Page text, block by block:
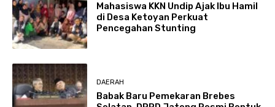
Mahasiswa KKN Undip Ajak Ibu Hamil
di Desa Ketoyan Perkuat
Pencegahan Stunting
DAERAH
Babak Baru Pemekaran Brebes